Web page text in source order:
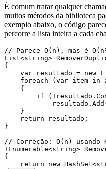
É comum tratar qualquer
muitos métodos da biblioteca
exemplo abaixo, o código
percorre a lista inteira a cada
// Parece O(n), mas é
List<string>
{
    var
resultado = new
    foreach
( var item in
    {
        if
( ! resultado .
            resultado
. Add
    }
    return
resultado;
}
// Correção: O(n) usando
IEnumerable<string>
{
    return
new HashSet<